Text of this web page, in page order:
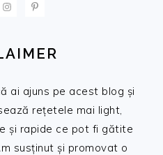
ai ajuns pe acest blog și
rețetele mai light,
și rapide ce pot fi gătite
susținut și promovat o